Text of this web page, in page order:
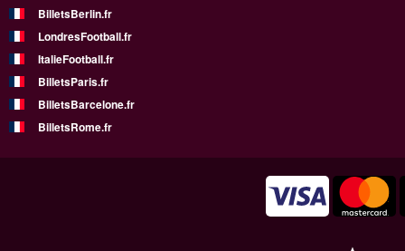
BilletsBerlin.fr
LondresFootball.fr
ItalieFootball.fr
BilletsParis.fr
BilletsBarcelone.fr
BilletsRome.fr